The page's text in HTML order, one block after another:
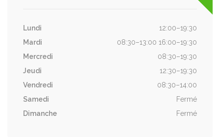
Lundi
12:00–19:30
Mardi
08:30–13:00 16:00–19:30
Mercredi
08:30–19:30
Jeudi
12:30–19:30
Vendredi
08:30–14:00
Samedi
Fermé
Dimanche
Fermé